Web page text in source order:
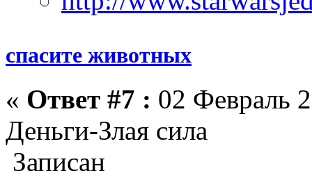
спасите животных
« Ответ #7 : 02 Февраль
Деньги-Злая сила
Записан